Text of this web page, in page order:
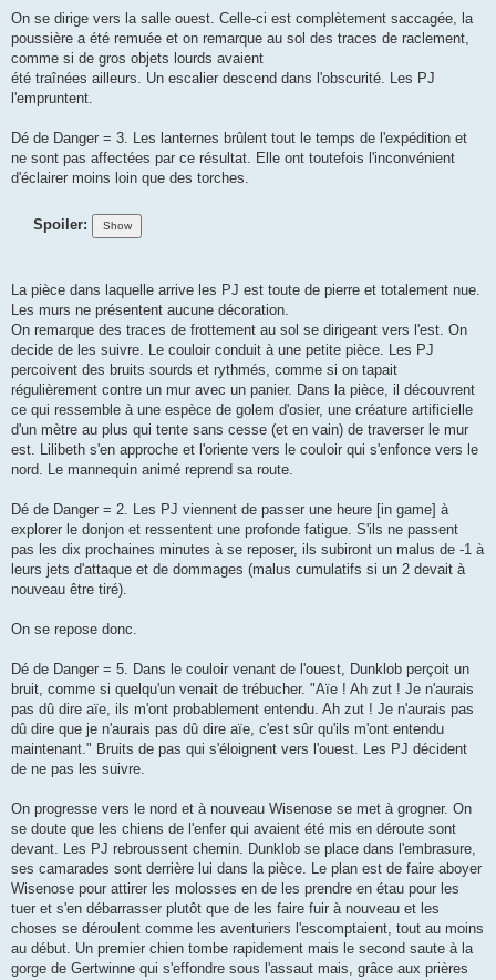
On se dirige vers la salle ouest. Celle-ci est complètement saccagée, la
poussière a été remuée et on remarque au sol des traces de raclement,
comme si de gros objets lourds avaient
été traînées ailleurs. Un escalier descend dans l'obscurité. Les PJ
l'empruntent.
Dé de Danger = 3. Les lanternes brûlent tout le temps de l'expédition et
ne sont pas affectées par ce résultat. Elle ont toutefois l'inconvénient
d'éclairer moins loin que des torches.
Spoiler:
La pièce dans laquelle arrive les PJ est toute de pierre et totalement nue.
Les murs ne présentent aucune décoration.
On remarque des traces de frottement au sol se dirigeant vers l'est. On
decide de les suivre. Le couloir conduit à une petite pièce. Les PJ
percoivent des bruits sourds et rythmés, comme si on tapait
régulièrement contre un mur avec un panier. Dans la pièce, il découvrent
ce qui ressemble à une espèce de golem d'osier, une créature artificielle
d'un mètre au plus qui tente sans cesse (et en vain) de traverser le mur
est. Lilibeth s'en approche et l'oriente vers le couloir qui s'enfonce vers le
nord. Le mannequin animé reprend sa route.
Dé de Danger = 2. Les PJ viennent de passer une heure [in game] à
explorer le donjon et ressentent une profonde fatigue. S'ils ne passent
pas les dix prochaines minutes à se reposer, ils subiront un malus de -1 à
leurs jets d'attaque et de dommages (malus cumulatifs si un 2 devait à
nouveau être tiré).
On se repose donc.
Dé de Danger = 5. Dans le couloir venant de l'ouest, Dunklob perçoit un
bruit, comme si quelqu'un venait de trébucher. "Aïe ! Ah zut ! Je n'aurais
pas dû dire aïe, ils m'ont probablement entendu. Ah zut ! Je n'aurais pas
dû dire que je n'aurais pas dû dire aïe, c'est sûr qu'ils m'ont entendu
maintenant." Bruits de pas qui s'éloignent vers l'ouest. Les PJ décident
de ne pas les suivre.
On progresse vers le nord et à nouveau Wisenose se met à grogner. On
se doute que les chiens de l'enfer qui avaient été mis en déroute sont
devant. Les PJ rebroussent chemin. Dunklob se place dans l'embrasure,
ses camarades sont derrière lui dans la pièce. Le plan est de faire aboyer
Wisenose pour attirer les molosses en de les prendre en étau pour les
tuer et s'en débarrasser plutôt que de les faire fuir à nouveau et les
choses se déroulent comme les aventuriers l'escomptaient, tout au moins
au début. Un premier chien tombe rapidement mais le second saute à la
gorge de Gertwinne qui s'effondre sous l'assaut mais, grâce aux prières